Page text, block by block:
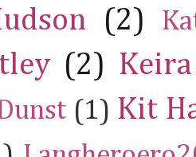
(2)
(2)
(1) Kit